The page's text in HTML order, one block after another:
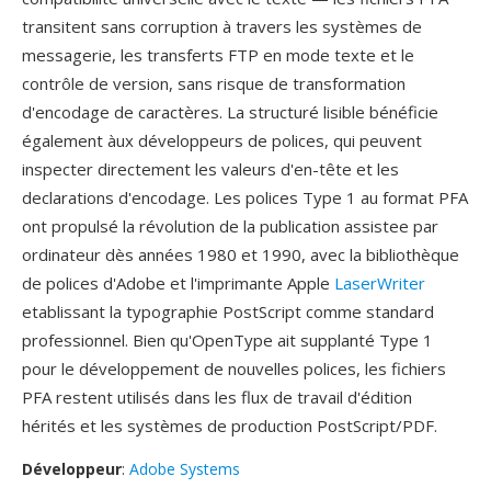
transitent sans corruption à travers les systèmes de
messagerie, les transferts FTP en mode texte et le
contrôle de version, sans risque de transformation
d'encodage de caractères. La structuré lisible bénéficie
également àux développeurs de polices, qui peuvent
inspecter directement les valeurs d'en-tête et les
declarations d'encodage. Les polices Type 1 au format PFA
ont propulsé la révolution de la publication assistee par
ordinateur dès années 1980 et 1990, avec la bibliothèque
de polices d'Adobe et l'imprimante Apple LaserWriter
etablissant la typographie PostScript comme standard
professionnel. Bien qu'OpenType ait supplanté Type 1
pour le développement de nouvelles polices, les fichiers
PFA restent utilisés dans les flux de travail d'édition
hérités et les systèmes de production PostScript/PDF.
Développeur: Adobe Systems